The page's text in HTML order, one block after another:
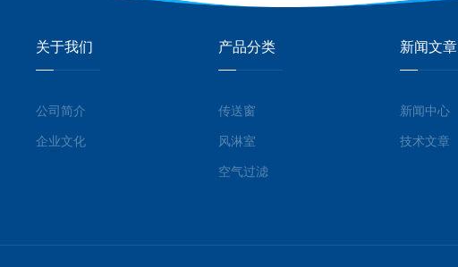
关于我们
公司简介
企业文化
产品分类
传送窗
风淋室
空气过滤
新闻文章
新闻中心
技术文章